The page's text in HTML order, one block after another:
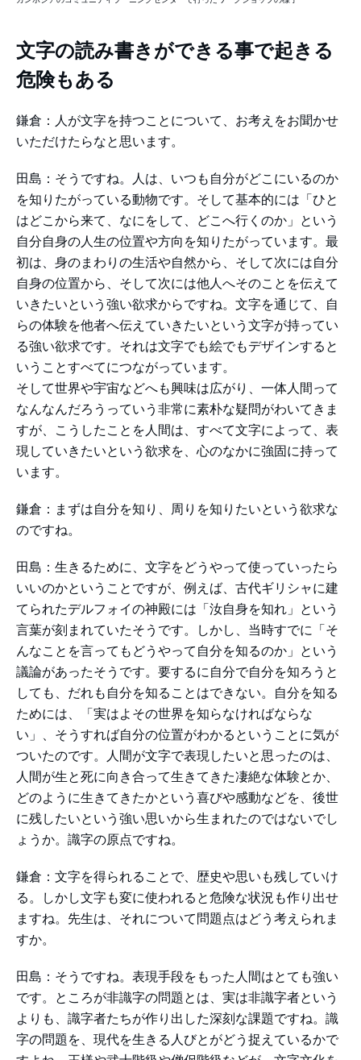
文字の読み書きができる事で起きる
危険もある
鎌倉：人が文字を持つことについて、お考えをお聞かせ
いただけたらなと思います。
田島：そうですね。人は、いつも自分がどこにいるのか
を知りたがっている動物です。そして基本的には「ひと
はどこから来て、なにをして、どこへ行くのか」という
自分自身の人生の位置や方向を知りたがっています。最
初は、身のまわりの生活や自然から、そして次には自分
自身の位置から、そして次には他人へそのことを伝えて
いきたいという強い欲求からですね。文字を通じて、自
らの体験を他者へ伝えていきたいという文字が持ってい
る強い欲求です。それは文字でも絵でもデザインすると
いうことすべてにつながっています。
そして世界や宇宙などへも興味は広がり、一体人間って
なんなんだろうっていう非常に素朴な疑問がわいてきま
すが、こうしたことを人間は、すべて文字によって、表
現していきたいという欲求を、心のなかに強固に持って
います。
鎌倉：まずは自分を知り、周りを知りたいという欲求な
のですね。
田島：生きるために、文字をどうやって使っていったら
いいのかということですが、例えば、古代ギリシャに建
てられたデルフォイの神殿には「汝自身を知れ」という
言葉が刻まれていたそうです。しかし、当時すでに「そ
んなことを言ってもどうやって自分を知るのか」という
議論があったそうです。要するに自分で自分を知ろうと
しても、だれも自分を知ることはできない。自分を知る
ためには、「実はよその世界を知らなければならな
い」、そうすれば自分の位置がわかるということに気が
ついたのです。人間が文字で表現したいと思ったのは、
人間が生と死に向き合って生きてきた凄絶な体験とか、
どのように生きてきたかという喜びや感動などを、後世
に残したいという強い思いから生まれたのではないでし
ょうか。識字の原点ですね。
鎌倉：文字を得られることで、歴史や思いも残していけ
る。しかし文字も変に使われると危険な状況も作り出せ
ますね。先生は、それについて問題点はどう考えられま
すか。
田島：そうですね。表現手段をもった人間はとても強い
です。ところが非識字の問題とは、実は非識字者という
よりも、識字者たちが作り出した深刻な課題ですね。識
字の問題を、現代を生きる人びとがどう捉えているかで